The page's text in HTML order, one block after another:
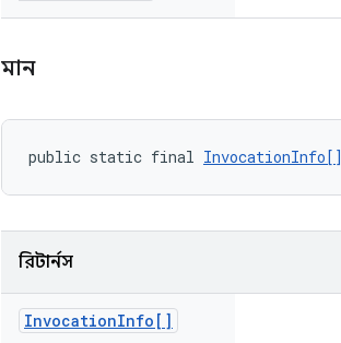
মান
public static final InvocationInfo[]
রিটার্নস
InvocationInfo[]